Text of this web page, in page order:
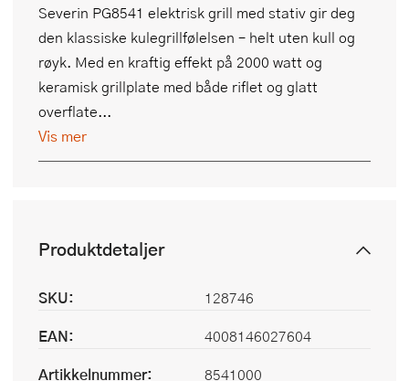
Severin PG8541 elektrisk grill med stativ gir deg
den klassiske kulegrillfølelsen – helt uten kull og
røyk. Med en kraftig effekt på 2000 watt og
keramisk grillplate med både riflet og glatt
overflate...
Vis mer
Produktdetaljer
SKU:
128746
EAN:
4008146027604
Artikkelnummer:
8541000